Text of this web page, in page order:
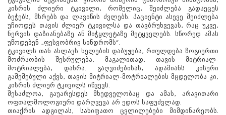
კისრის ძლიერი ტკივილი, რომელიც, შეიძლება გადაეცეს
ბეჭებს, მხრებს და ლავიწის ძვლებს. პაციენტი ასევე შეიძლება
უჩიოდეს თავის ძლიერ ტკივილსა და თავბრუხვევას, რაც უკვე,
ნერვის დაზიანებაზე ან მიჭყლეტაზე მეტყველებს. სწორედ ამას
უწოდებენ „ფესვობრივ სინდრომს“.
ტკივილს თან ახლავს ხელების დაბუჟება, რთულდება ზოგიერთი
მოძრაობის შესრულება, მაგალითად, თავის მიტრიალ-
მოტრიალება, დახრა. გაღვიძებისას, ადამიანს კისერი
გაშეშებული აქვს, თავის მიტრიალ-მოტრიალების მცდელობა კი,
კისრის ძლიერ ტკივილს იწვევს.
შესაძლოა, გაუარესდეს მხედველობაც და ამას, არავითარი
ოფთალმოლოგიური დარღვევა არ ედოს საფუძვლად.
თიაქრის ადგილას, სახიფათო ცვლილებები მიმდინარეობს.